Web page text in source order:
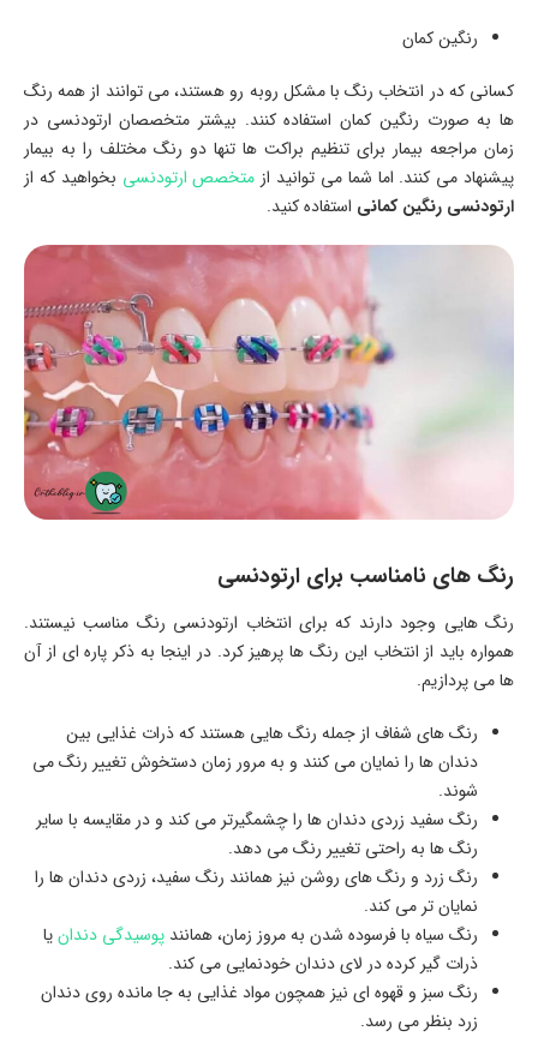
رنگین کمان
کسانی که در انتخاب رنگ با مشکل روبه رو هستند، می توانند از همه رنگ
ها به صورت رنگین کمان استفاده کنند. بیشتر متخصصان ارتودنسی در
زمان مراجعه بیمار برای تنظیم براکت ها تنها دو رنگ مختلف را به بیمار
پیشنهاد می کنند. اما شما می توانید از متخصص ارتودنسی بخواهید که از
ارتودنسی رنگین کمانی استفاده کنید.
رنگ های نامناسب برای ارتودنسی
رنگ هایی وجود دارند که برای انتخاب ارتودنسی رنگ مناسب نیستند.
همواره باید از انتخاب این رنگ ها پرهیز کرد. در اینجا به ذکر پاره ای از آن
ها می پردازیم.
رنگ های شفاف از جمله رنگ هایی هستند که ذرات غذایی بین
دندان ها را نمایان می کنند و به مرور زمان دستخوش تغییر رنگ می
شوند.
رنگ سفید زردی دندان ها را چشمگیرتر می کند و در مقایسه با سایر
رنگ ها به راحتی تغییر رنگ می دهد.
رنگ زرد و رنگ های روشن نیز همانند رنگ سفید، زردی دندان ها را
نمایان تر می کند.
رنگ سیاه با فرسوده شدن به مروز زمان، همانند پوسیدگی دندانیا
ذرات گیر کرده در لای دندان خودنمایی می کند.
رنگ سبز و قهوه ای نیز همچون مواد غذایی به جا مانده روی دندان
زرد بنظر می رسد.